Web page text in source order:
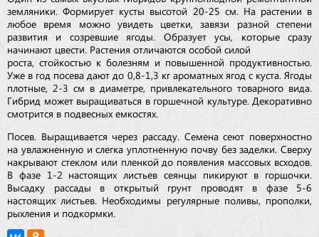
земляники. Формирует кусты высотой 20-25 см. На растении в
любое время можно увидеть цветки, завязи разной степени
развития и созревшие ягоды. Образует усы, которые сразу
начинают цвести. Растения отличаются особой силой
роста, стойкостью к болезням и повышенной продуктивностью.
Уже в год посева дают до 0,8-1,3 кг ароматных ягод с куста. Ягоды
плотные, 2-3 см в диаметре, привлекательного товарного вида.
Гибрид может выращиваться в горшечной культуре. Декоративно
смотрится в подвесных емкостях.
Посев. Выращивается через рассаду. Семена сеют поверхностно
на увлажненную и слегка уплотненную почву без заделки. Сверху
накрывают стеклом или пленкой до появления массовых всходов.
В фазе 1-2 настоящих листьев сеянцы пикируют в горшочки.
Высадку рассады в открытый грунт проводят в фазе 5-6
настоящих листьев. Необходимы регулярные поливы, прополки,
рыхления и подкормки.